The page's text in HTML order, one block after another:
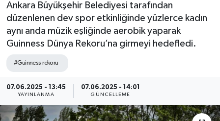
Ankara Büyükşehir Belediyesi tarafından
düzenlenen dev spor etkinliğinde yüzlerce kadın
aynı anda müzik eşliğinde aerobik yaparak
Guinness Dünya Rekoru’na girmeyi hedefledi.
#Guinness rekoru
07.06.2025 - 13:45
YAYINLANMA
07.06.2025 - 14:01
GÜNCELLEME
Magazin
Sağlık
Siyaset
Spor
Tüm Manşetler
Son Dakika Haberleri
Haber Arşivi